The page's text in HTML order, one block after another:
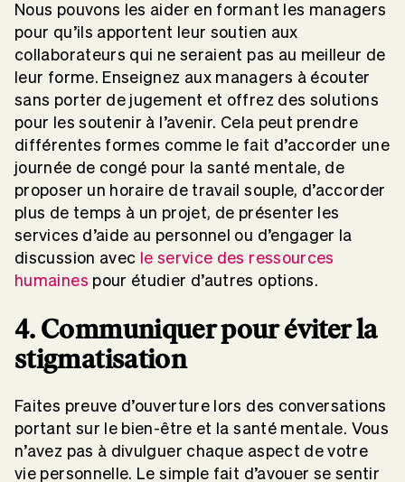
Nous pouvons les aider en formant les managers
pour qu’ils apportent leur soutien aux
collaborateurs qui ne seraient pas au meilleur de
leur forme. Enseignez aux managers à écouter
sans porter de jugement et offrez des solutions
pour les soutenir à l’avenir. Cela peut prendre
différentes formes comme le fait d’accorder une
journée de congé pour la santé mentale, de
proposer un horaire de travail souple, d’accorder
plus de temps à un projet, de présenter les
services d’aide au personnel ou d’engager la
discussion avec le service des ressources
humaines pour étudier d’autres options.
4. Communiquer pour éviter la
stigmatisation
Faites preuve d’ouverture lors des conversations
portant sur le bien-être et la santé mentale. Vous
n’avez pas à divulguer chaque aspect de votre
vie personnelle. Le simple fait d’avouer se sentir